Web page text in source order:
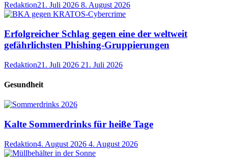
Redaktion21. Juli 2026 8. August 2026
Erfolgreicher Schlag gegen eine der weltweit
gefährlichsten Phishing-Gruppierungen
Redaktion21. Juli 2026 21. Juli 2026
Gesundheit
Kalte Sommerdrinks für heiße Tage
Redaktion4. August 2026 4. August 2026